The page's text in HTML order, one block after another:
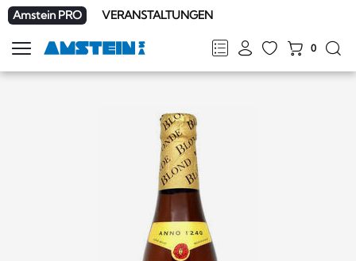
Amstein PRO VERANSTALTUNGEN
FRDEENIT
0
Navigation
zeigen